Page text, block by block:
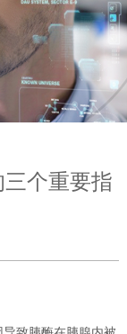
三个重要指